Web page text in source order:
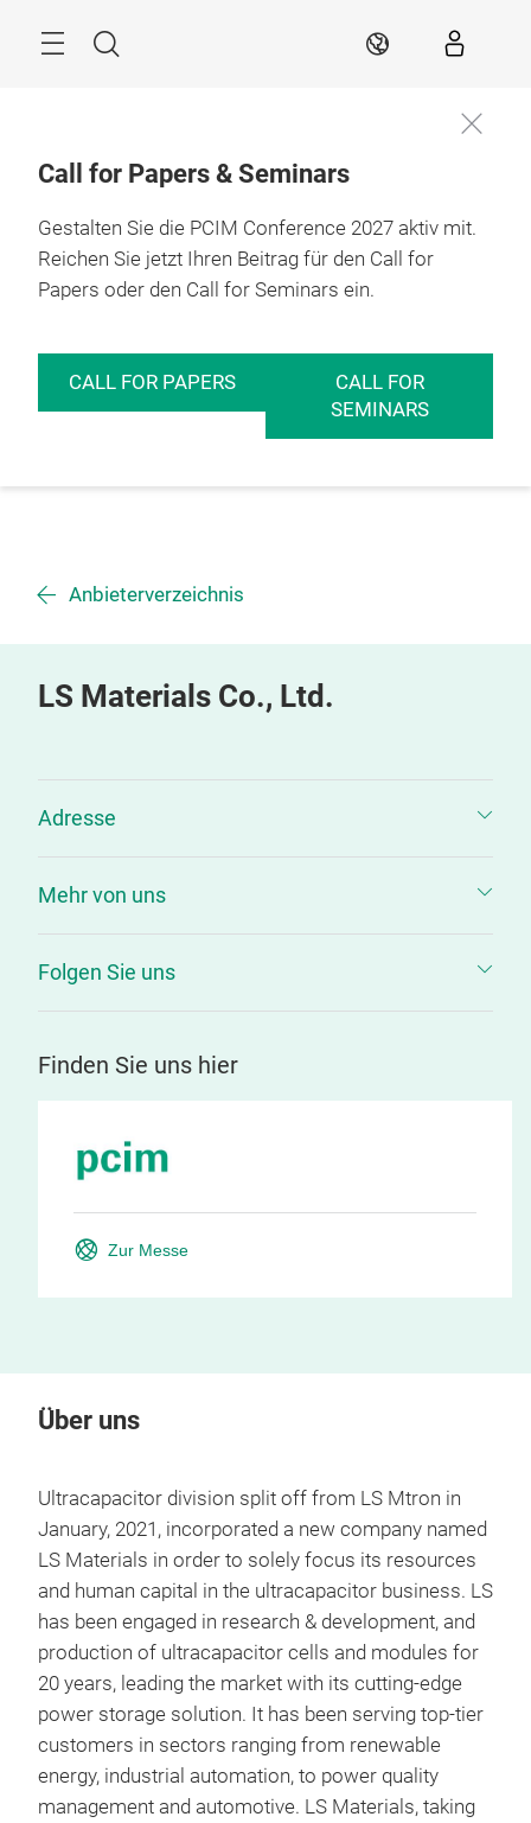
Suche DE
Call for Papers & Seminars
Gestalten Sie die PCIM Conference 2027 aktiv mit.
Reichen Sie jetzt Ihren Beitrag für den Call for
Papers oder den Call for Seminars ein.
CALL FOR PAPERS
CALL FOR
SEMINARS
Anbieterverzeichnis
LS Materials Co., Ltd.
Adresse
Mehr von uns
Folgen Sie uns
Finden Sie uns hier
Zur Messe
Über uns
Ultracapacitor division split off from LS Mtron in
January, 2021, incorporated a new company named
LS Materials in order to solely focus its resources
and human capital in the ultracapacitor business. LS
has been engaged in research & development, and
production of ultracapacitor cells and modules for
20 years, leading the market with its cutting-edge
power storage solution. It has been serving top-tier
customers in sectors ranging from renewable
energy, industrial automation, to power quality
management and automotive. LS Materials, taking